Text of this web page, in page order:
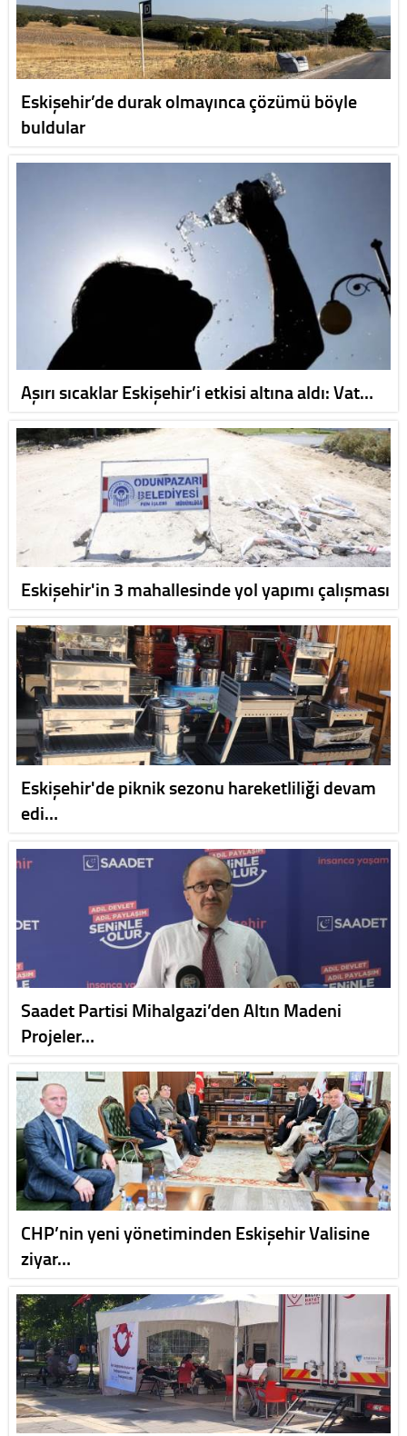
Eskişehir’de durak olmayınca çözümü böyle
buldular
Aşırı sıcaklar Eskişehir’i etkisi altına aldı: Vat…
Eskişehir'in 3 mahallesinde yol yapımı çalışması
Eskişehir'de piknik sezonu hareketliliği devam
edi…
Saadet Partisi Mihalgazi’den Altın Madeni
Projeler…
CHP’nin yeni yönetiminden Eskişehir Valisine
ziyar…